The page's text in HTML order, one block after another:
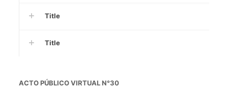
Title
Title
ACTO PÚBLICO VIRTUAL N°30